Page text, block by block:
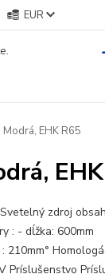
EUR
EHK R65
zdroj
: - dĺžka:
Homologácia:
Príslušenstvo